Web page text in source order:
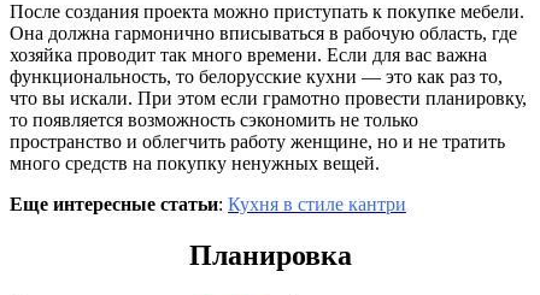
После создания проекта можно приступать к покупке мебели.
Она должна гармонично вписываться в рабочую область, где
хозяйка проводит так много времени. Если для вас важна
функциональность, то белорусские кухни — это как раз то,
что вы искали. При этом если грамотно провести планировку,
то появляется возможность сэкономить не только
пространство и облегчить работу женщине, но и не тратить
много средств на покупку ненужных вещей.
Еще интересные статьи: Кухня в стиле кантри
Планировка